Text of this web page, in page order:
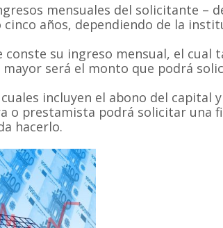
mensuales del solicitante –
años, dependiendo de la
su ingreso mensual, el cual
será el monto que podrá
incluyen el abono del capital
o prestamista podrá solicitar una
hacerlo.